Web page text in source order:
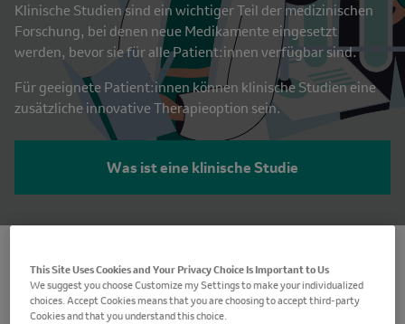
Klinische Studien sind ein wichtiger Teil der medizinischen
Forschung, bei denen neue Medikamente eingesetzt
werden, bevor sie für alle Patient:innen verfügbar sind.
Für geeignete Patient:innen können klinische Studien eine
zusätzliche innovative Therapieoption sein.
Was ist eine klinische Studie
This Site Uses Cookies and Your Privacy Choice Is Important to Us
We suggest you choose Customize my Settings to make your individualized
choices. Accept Cookies means that you are choosing to accept third-party
Cookies and that you understand this choice.